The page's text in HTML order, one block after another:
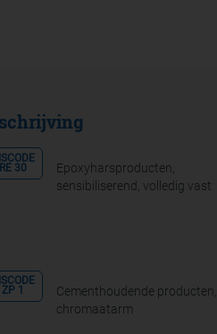
RE 30
Epoxyharsproducten,
sensibiliserend, volledig vast
ZP 1
Cementhoudende producten,
chromaatarm